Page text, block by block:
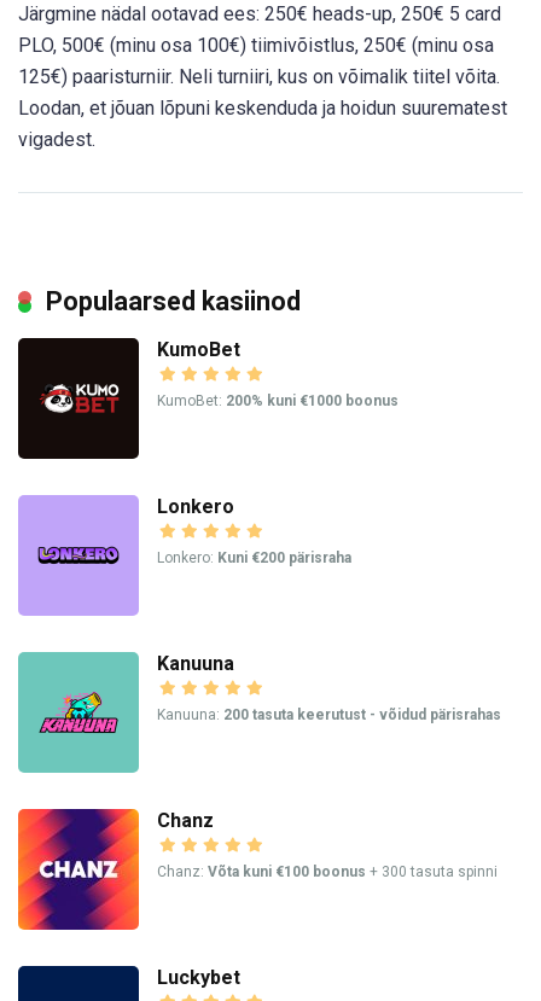
Järgmine nädal ootavad ees: 250€ heads-up, 250€ 5 card
PLO, 500€ (minu osa 100€) tiimivõistlus, 250€ (minu osa
125€) paaristurniir. Neli turniiri, kus on võimalik tiitel võita.
Loodan, et jõuan lõpuni keskenduda ja hoidun suurematest
vigadest.
Populaarsed kasiinod
KumoBet
KumoBet: 200% kuni €1000 boonus
Lonkero
Lonkero: Kuni €200 pärisraha
Kanuuna
Kanuuna: 200 tasuta keerutust - võidud pärisrahas
Chanz
Chanz: Võta kuni €100 boonus + 300 tasuta spinni
Luckybet